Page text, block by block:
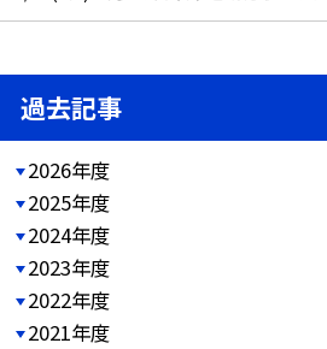
過去記事
2026年度
2025年度
2024年度
2023年度
2022年度
2021年度